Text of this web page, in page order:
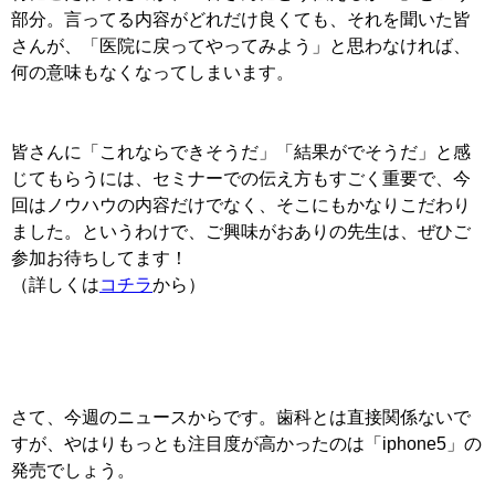
部分。言ってる内容がどれだけ良くても、それを聞いた皆
さんが、「医院に戻ってやってみよう」と思わなければ、
何の意味もなくなってしまいます。
皆さんに「これならできそうだ」「結果がでそうだ」と感
じてもらうには、セミナーでの伝え方もすごく重要で、今
回はノウハウの内容だけでなく、そこにもかなりこだわり
ました。というわけで、ご興味がおありの先生は、ぜひご
参加お待ちしてます！
（詳しくはコチラから）
さて、今週のニュースからです。歯科とは直接関係ないで
すが、やはりもっとも注目度が高かったのは「iphone5」の
発売でしょう。